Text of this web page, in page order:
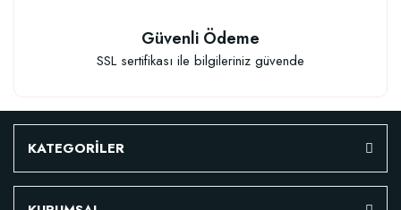
52,18 TL
Güvenli Ödeme
SSL sertifikası ile bilgileriniz güvende
KATEGORİLER